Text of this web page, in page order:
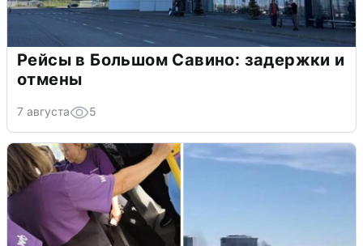
Рейсы в Большом Савино: задержки и
отмены
7 августа 5